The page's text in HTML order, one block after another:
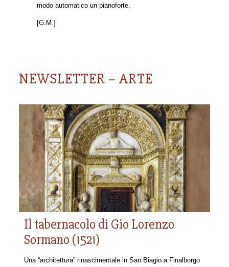
modo automatico un pianoforte.
[G.M.]
NEWSLETTER – ARTE
Il tabernacolo di Gio Lorenzo
Sormano (1521)
Una “architettura” rinascimentale in San Biagio a Finalborgo